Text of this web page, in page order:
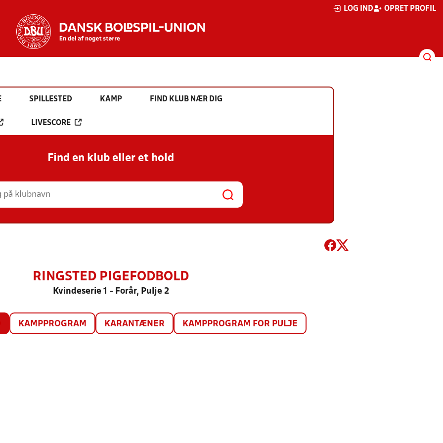
LOG IND OPRET PROFIL
SPILLESTED KAMP FIND KLUB NÆR DIG
LIVESCORE
Find en klub eller et hold
RINGSTED PIGEFODBOLD
Kvindeserie 1 - Forår, Pulje 2
KAMPPROGRAM KARANTÆNER KAMPPROGRAM FOR PULJE